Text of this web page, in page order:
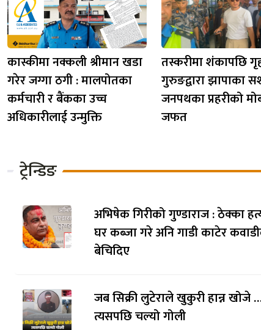
कास्कीमा नक्कली श्रीमान खडा
गरेर जग्गा ठगी : मालपोतका
कर्मचारी र बैंकका उच्च
अधिकारीलाई उन्मुक्ति
तस्करीमा शंकापछि
गुरुङद्वारा झापाका
जनपथका प्रहरीको
जफत
ट्रेन्डिङ
अभिषेक गिरीको गुण्डाराज : ठेक्का
घर कब्जा गरे अनि गाडी काटेर
बेचिदिए
जब सिक्री लुटेराले खुकुरी हान्न खोजे
त्यसपछि चल्यो गोली